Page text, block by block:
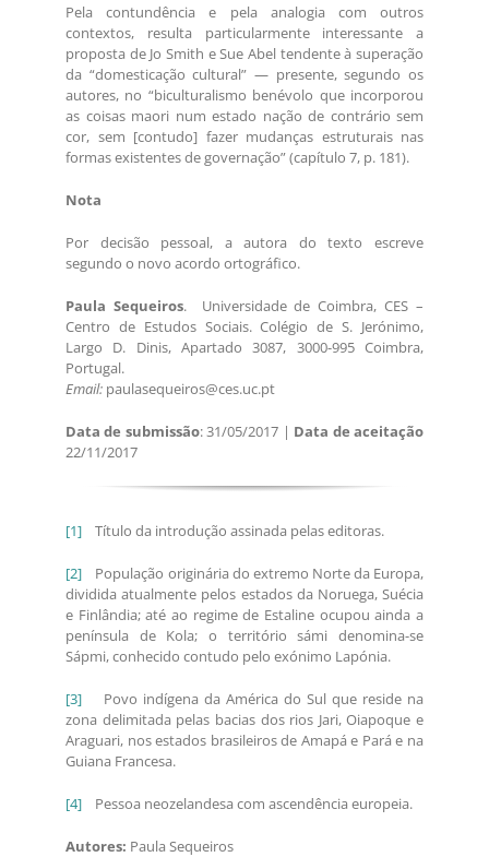
Pela contundência e pela analogia com outros
contextos, resulta particularmente interessante a
proposta de Jo Smith e Sue Abel tendente à superação
da “domesticação cultural” — presente, segundo os
autores, no “biculturalismo benévolo que incorporou
as coisas maori num estado nação de contrário sem
cor, sem [contudo] fazer mudanças estruturais nas
formas existentes de governação” (capítulo 7, p. 181).
Nota
Por decisão pessoal, a autora do texto escreve
segundo o novo acordo ortográfico.
Paula Sequeiros. Universidade de Coimbra, CES –
Centro de Estudos Sociais. Colégio de S. Jerónimo,
Largo D. Dinis, Apartado 3087, 3000-995 Coimbra,
Portugal.
Email: paulasequeiros@ces.uc.pt
Data de submissão: 31/05/2017 | Data de aceitação
22/11/2017
[1] Título da introdução assinada pelas editoras.
[2] População originária do extremo Norte da Europa,
dividida atualmente pelos estados da Noruega, Suécia
e Finlândia; até ao regime de Estaline ocupou ainda a
península de Kola; o território sámi denomina-se
Sápmi, conhecido contudo pelo exónimo Lapónia.
[3] Povo indígena da América do Sul que reside na
zona delimitada pelas bacias dos rios Jari, Oiapoque e
Araguari, nos estados brasileiros de Amapá e Pará e na
Guiana Francesa.
[4] Pessoa neozelandesa com ascendência europeia.
Autores: Paula Sequeiros